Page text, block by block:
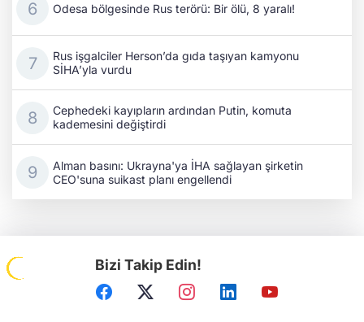
Odesa bölgesinde Rus terörü: Bir ölü, 8 yaralı!
Rus işgalciler Herson’da gıda taşıyan kamyonu
SİHA’yla vurdu
Cephedeki kayıpların ardından Putin, komuta
kademesini değiştirdi
Alman basını: Ukrayna'ya İHA sağlayan şirketin
CEO'suna suikast planı engellendi
Bizi Takip Edin!